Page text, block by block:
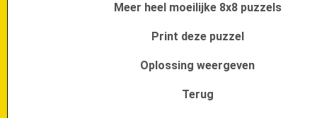
Meer heel moeilijke 8x8 puzzels
Print deze puzzel
Oplossing weergeven
Terug